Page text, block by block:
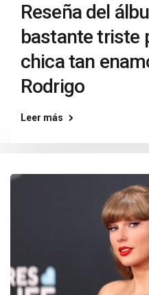
Reseña del
bastante triste
chica tan
Rodrigo
Leer más